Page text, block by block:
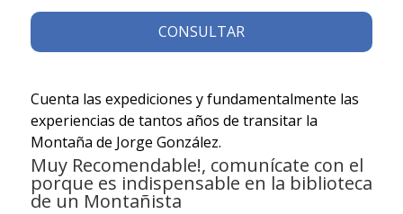
CONSULTAR
Cuenta las expediciones y fundamentalmente las
experiencias de tantos años de transitar la
Montaña de Jorge González.
Muy Recomendable!, comunícate con el
porque es indispensable en la biblioteca
de un Montañista